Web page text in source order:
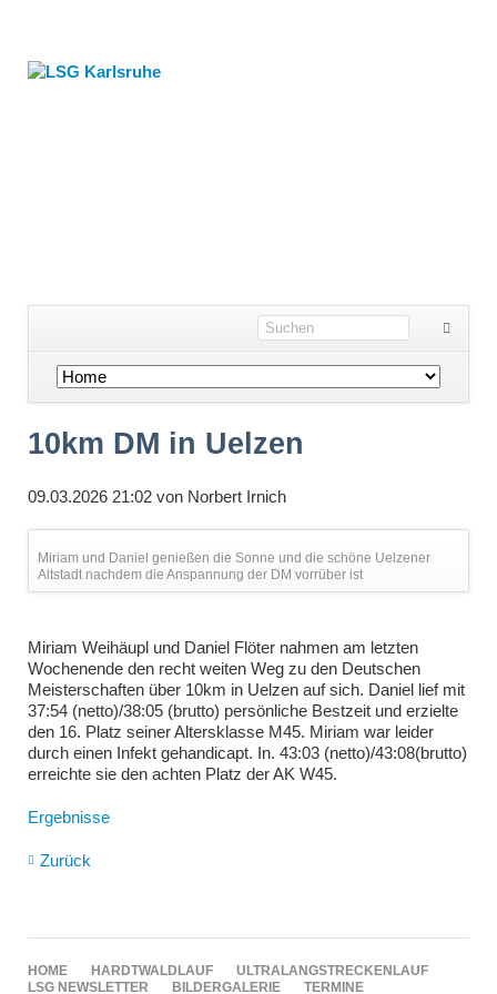
Navigation
10km DM in Uelzen
09.03.2026 21:02von Norbert Irnich
Miriam und Daniel genießen die Sonne und die schöne Uelzener
Altstadt nachdem die Anspannung der DM vorrüber ist
Miriam Weihäupl und Daniel Flöter nahmen am letzten
Wochenende den recht weiten Weg zu den Deutschen
Meisterschaften über 10km in Uelzen auf sich. Daniel lief mit
37:54 (netto)/38:05 (brutto) persönliche Bestzeit und erzielte
den 16. Platz seiner Altersklasse M45. Miriam war leider
durch einen Infekt gehandicapt. In. 43:03 (netto)/43:08(brutto)
erreichte sie den achten Platz der AK W45.
Ergebnisse
Zurück
NAVIGATION
ÜBERSPRINGEN
HOME HARDTWALDLAUF
ULTRALANGSTRECKENLAUF
LSG NEWSLETTER
BILDERGALERIE TERMINE